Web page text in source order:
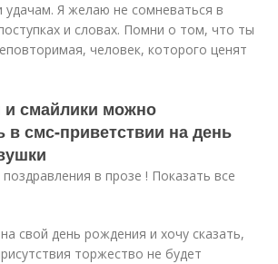
удачам. Я желаю не сомневаться в
и словах. Помни о том, что ты
человек, которого ценят
и смайлики можно
в смс-приветствии на день
в прозе ! Показать все
свой день рождения и хочу сказать,
торжество не будет